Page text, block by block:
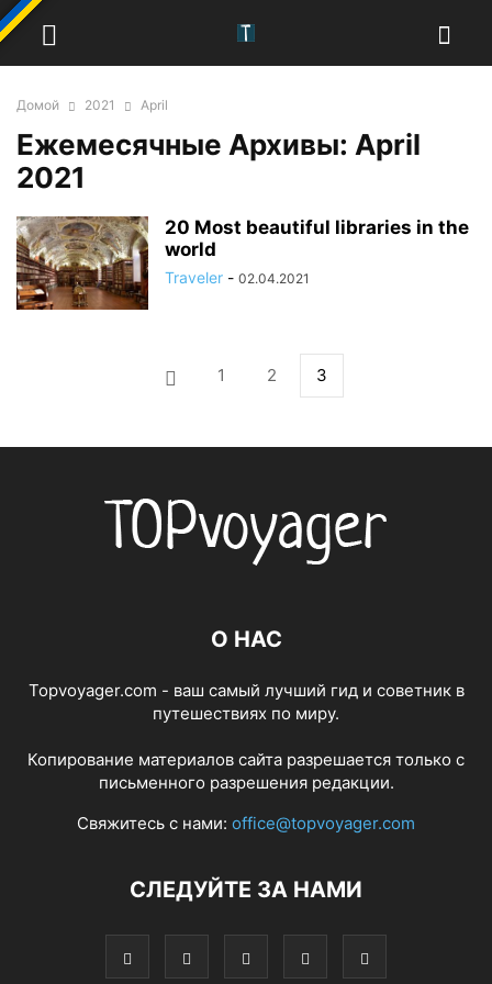
Домой 2021 April
Ежемесячные Архивы: April
2021
20 Most beautiful libraries in the
world
Traveler - 02.04.2021
1 2 3
О НАС
Topvoyager.com - ваш самый лучший гид и советник в
путешествиях по миру.
Копирование материалов сайта разрешается только с
письменного разрешения редакции.
Свяжитесь с нами: office@topvoyager.com
СЛЕДУЙТЕ ЗА НАМИ